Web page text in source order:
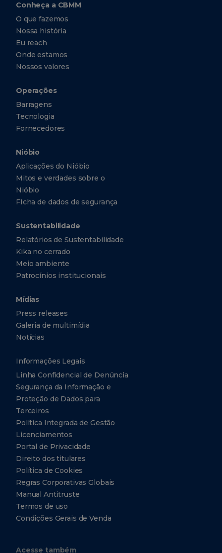
Conheça a CBMM
O que fazemos
Nossa história
Eu reach
Onde estamos
Nossos valores
Operações
Barragens
Tecnologia
Fornecedores
Nióbio
Aplicações do Nióbio
Mitos e verdades sobre o
Nióbio
FIcha de dados de segurança
Sustentabilidade
Relatórios de Sustentabilidade
Kika no cerrado
Meio ambiente
Patrocínios institucionais
Mídias
Press releases
Galeria de multimídia
Notícias
Informações Legais
Linha Confidencial de Denúncia
Segurança da Informação e
Proteção de Dados para
Terceiros
Política Integrada de Gestão
Licenciamentos
Portal de Privacidade
Direito dos titulares
Política de Cookies
Regras Corporativas Globais
Manual Antitruste
Termos de uso
Condições Gerais de Venda
Acesse também